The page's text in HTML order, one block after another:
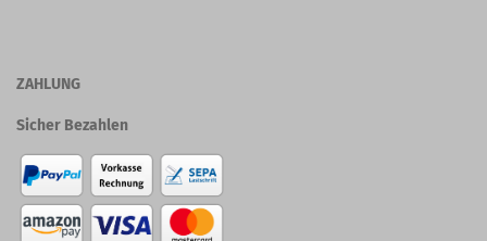
ZAHLUNG
Sicher Bezahlen